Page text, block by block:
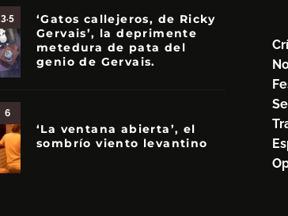
3.5
‘Gatos callejeros, de Ricky
Gervais’, la deprimente
metedura de pata del
genio de Gervais.
6
‘La ventana abierta’, el
sombrío viento levantino